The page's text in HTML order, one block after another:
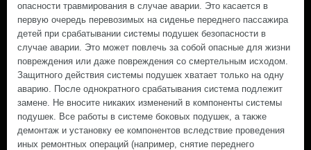
опасности травмирования в случае аварии. Это касается в
первую очередь перевозимых на сиденье переднего пассажира
детей при срабатывании системы подушек безопасности в
случае аварии. Это может повлечь за собой опасные для жизни
повреждения или даже повреждения со смертельным исходом.
Защитного действия системы подушек хватает только на одну
аварию. После однократного срабатывания система подлежит
замене. Не вносите никаких изменений в компоненты системы
подушек. Все работы в системе боковых подушек, а также
демонтаж и установку ее компонентов вследствие проведения
иных ремонтных операций (например, снятие переднего